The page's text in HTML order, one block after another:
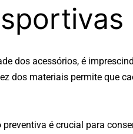
dos acessórios, é
dos materiais permite que
é crucial para